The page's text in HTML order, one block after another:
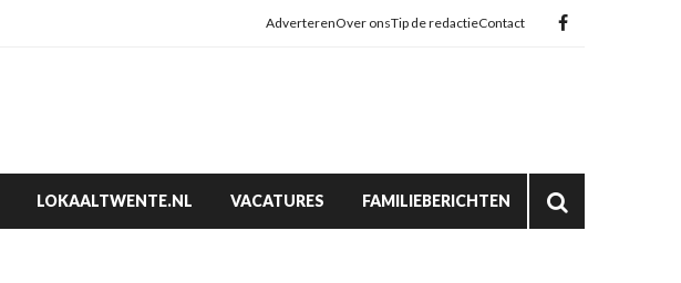
AdverterenOver onsTip de redactieContact
LOKAALTWENTE.NL VACATURES FAMILIEBERICHTEN